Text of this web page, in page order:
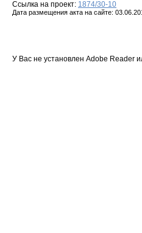
Ссылка на проект: 1874/30-10
Дата размещения акта на сайте:
У Вас не установлен Adobe Reader